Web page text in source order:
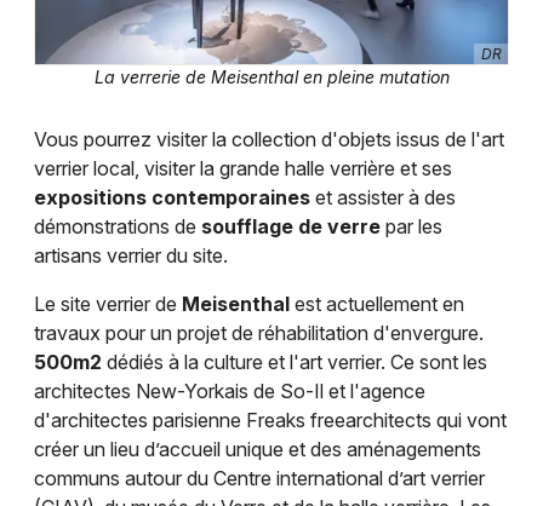
DR
La verrerie de Meisenthal en pleine mutation
Vous pourrez visiter la collection d'objets issus de l'art
verrier local, visiter la grande halle verrière et ses
expositions contemporaines et assister à des
démonstrations de soufflage de verre par les
artisans verrier du site.
Le site verrier de Meisenthal est actuellement en
travaux pour un projet de réhabilitation d'envergure.
500m2 dédiés à la culture et l'art verrier. Ce sont les
architectes New-Yorkais de So-Il et l'agence
d'architectes parisienne Freaks freearchitects qui vont
créer un lieu d’accueil unique et des aménagements
communs autour du Centre international d’art verrier